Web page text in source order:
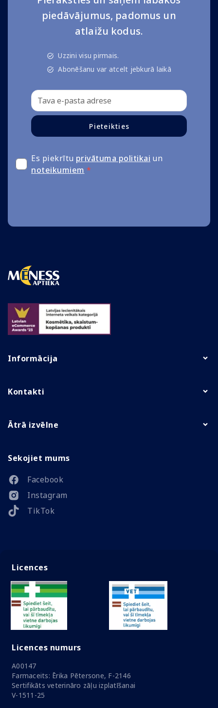
piedāvājumus, padomus un
atlaižu kodus.
Uzzini visu pirmais.
Abonēšanu var atcelt jebkurā laikā
Pieteikties
Es piekrītu privātuma politikai un
noteikumiem *
Informācija
Kontakti
Ātrā izvēlne
Sekojiet mums
Facebook
Instagram
TikTok
Licences
Licences numurs
A00147
Farmaceits: Ērika Pētersone, F-2146
Sertifikāts veterināro zāļu izplatīšanai
V-1511-25